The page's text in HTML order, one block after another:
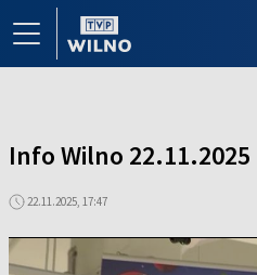
Info Wilno 22.11.2025
22.11.2025, 17:47